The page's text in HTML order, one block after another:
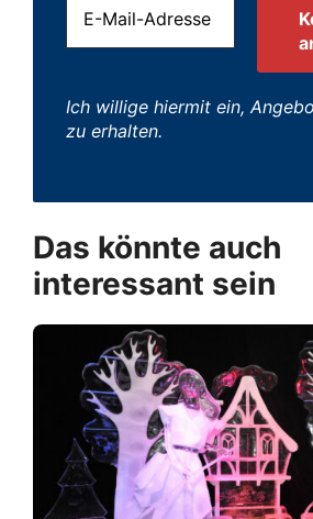
Ich willige hiermit ein,
zu erhalten.
Das könnte auch
interessant sein